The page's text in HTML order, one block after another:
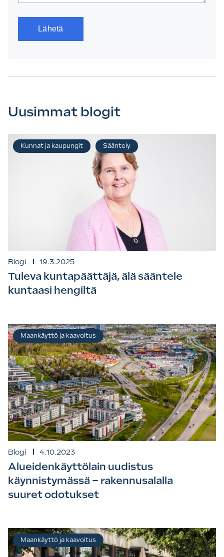
Uusimmat blogit
Blogi 19.3.2025
Tuleva kuntapäättäjä, älä sääntele
kuntaasi hengiltä
Kunnat ja kaupungit Sääntely
Blogi 4.10.2023
Alueidenkäyttölain uudistus
käynnistymässä – rakennusalalla
suuret odotukset
Maankäyttö ja kaavoitus
Maankäyttö ja kaavoitus